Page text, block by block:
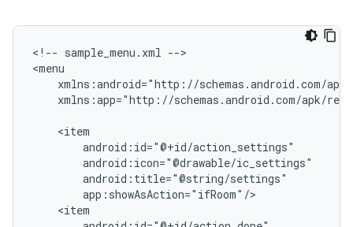
<!-- sample_menu.xml -->
xmlns:app="http://schemas.android.com/apk/